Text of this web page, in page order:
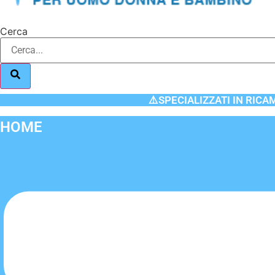
Cerca
⚠️SPECIALIZZATI IN
HOME